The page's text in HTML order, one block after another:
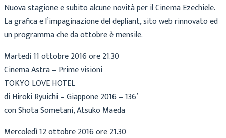
Nuova stagione e subito alcune novità per il Cinema Ezechiele.
La grafica e l’impaginazione del depliant, sito web rinnovato ed
un programma che da ottobre è mensile.
Martedì 11 ottobre 2016 ore 21.30
Cinema Astra – Prime visioni
TOKYO LOVE HOTEL
di Hiroki Ryuichi – Giappone 2016 – 136’
con Shota Sometani, Atsuko Maeda
Mercoledì 12 ottobre 2016 ore 21.30